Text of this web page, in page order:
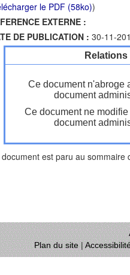
le PDF (58ko))
EXTERNE :
DE PUBLICATION : 30-11-
Ce document n'abroge
document
Ce document ne
document
document est paru au sommaire
Plan du site|